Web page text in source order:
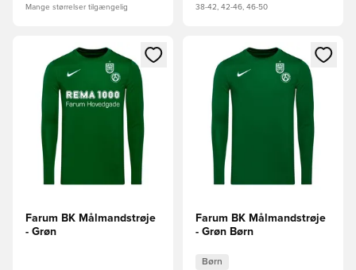
Mange størrelser tilgængelig 38-42, 42-46, 46-50
Åbner en Modal til at logge ind eller tilmelde dig som
Farum BK Målmandstrøje
- Grøn
Åbner en Modal til at logge
Farum BK Målmandstrøje
- Grøn Børn
Børn